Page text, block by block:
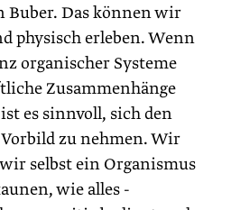
Buber. Das können wir
physisch erleben. Wenn
organischer Systeme
Zusammenhänge
es sinnvoll, sich den
zu nehmen. Wir
selbst ein Organismus
wie alles